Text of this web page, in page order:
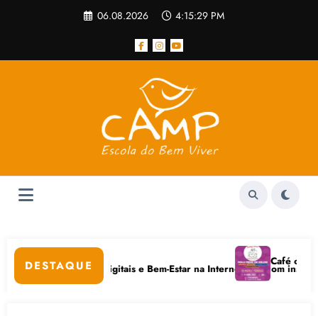
06.08.2026 4:15:29 PM
DESTAQUE
popular
em Cuidados Digitais e Bem-Estar na Internet está com inscrições
Café com